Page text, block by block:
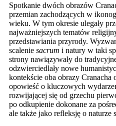
Spotkanie dwóch obrazów
przemian zachodzących w
wieku. W tym okresie ulegały
najważniejszych tematów
przedstawiania przyrody.
scalenie sacrum i natury w taki
strony nawiązywały do
odzwierciedlały nowe
kontekście oba obrazy
opowieść o kluczowych
rozwijającej się od grzechu
po odkupienie dokonane za
ale także jako refleksję o naturze